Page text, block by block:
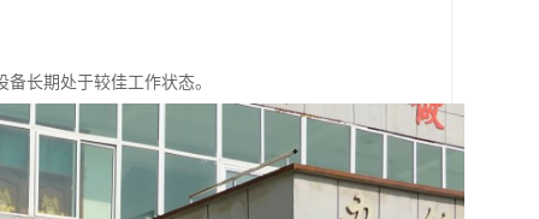
长期处于较佳工作状态。